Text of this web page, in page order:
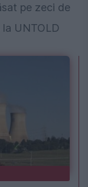
pe zeci de
UNTOLD